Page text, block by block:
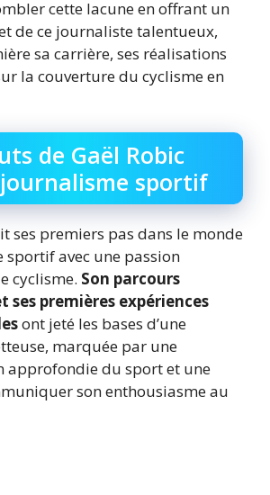
cette lacune en offrant un
de ce journaliste talentueux,
sa carrière, ses réalisations
la couverture du cyclisme en
de Gaël Robic
sportif
ses premiers pas dans le monde
avec une passion
cyclisme. Son parcours
ses premières expériences
ont jeté les bases d’une
marquée par une
approfondie du sport et une
son enthousiasme au